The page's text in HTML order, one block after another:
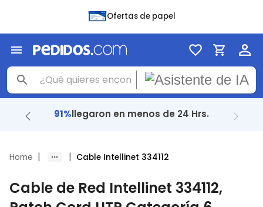
Ofertas de papel
91%llegaron en menos de 24 Hrs.
Home | | Cable Intellinet 334112
Cable de Red Intellinet 334112,